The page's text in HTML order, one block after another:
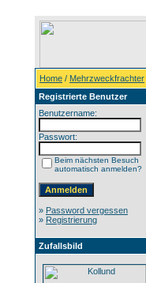
Home / Mehrzweckfrachter
Registrierte Benutzer
Benutzername:
Passwort:
Beim nächsten Besuch
automatisch anmelden?
» Password vergessen
» Registrierung
Zufallsbild